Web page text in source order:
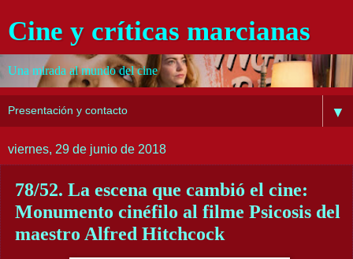
Cine y críticas marcianas
Una mirada al mundo del cine
▼
viernes, 29 de junio de 2018
78/52. La escena que cambió el cine:
Monumento cinéfilo al filme Psicosis del
maestro Alfred Hitchcock